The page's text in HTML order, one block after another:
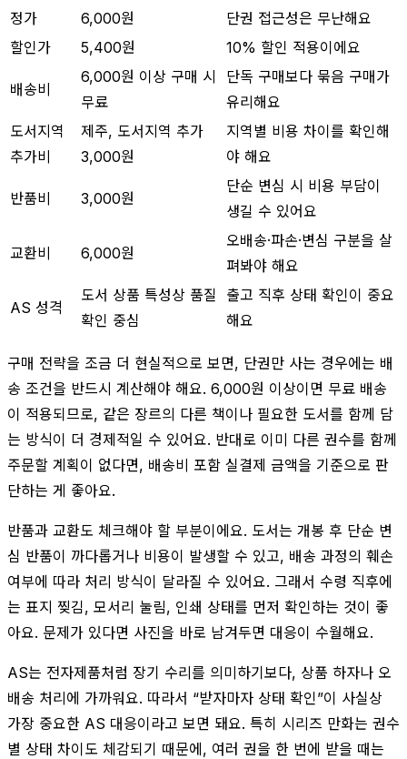
정가
6,000원
단권 접근성은 무난해요
할인가
5,400원 10% 할인 적용이에요
배송비
6,000원 이상 구매 시
무료
단독 구매보다 묶음 구매가
유리해요
도서지역
추가비
제주, 도서지역 추가
3,000원
지역별 비용 차이를 확인해
야 해요
반품비 3,000원
단순 변심 시 비용 부담이
생길 수 있어요
교환비 6,000원
오배송·파손·변심 구분을 살
펴봐야 해요
AS 성격
도서 상품 특성상 품질
확인 중심
출고 직후 상태 확인이 중요
해요
구매 전략을 조금 더 현실적으로 보면, 단권만 사는 경우에는 배
송 조건을 반드시 계산해야 해요. 6,000원 이상이면 무료 배송
이 적용되므로, 같은 장르의 다른 책이나 필요한 도서를 함께 담
는 방식이 더 경제적일 수 있어요. 반대로 이미 다른 권수를 함께
주문할 계획이 없다면, 배송비 포함 실결제 금액을 기준으로 판
단하는 게 좋아요.
반품과 교환도 체크해야 할 부분이에요. 도서는 개봉 후 단순 변
심 반품이 까다롭거나 비용이 발생할 수 있고, 배송 과정의 훼손
여부에 따라 처리 방식이 달라질 수 있어요. 그래서 수령 직후에
는 표지 찢김, 모서리 눌림, 인쇄 상태를 먼저 확인하는 것이 좋
아요. 문제가 있다면 사진을 바로 남겨두면 대응이 수월해요.
AS는 전자제품처럼 장기 수리를 의미하기보다, 상품 하자나 오
배송 처리에 가까워요. 따라서 “받자마자 상태 확인”이 사실상
가장 중요한 AS 대응이라고 보면 돼요. 특히 시리즈 만화는 권수
별 상태 차이도 체감되기 때문에, 여러 권을 한 번에 받을 때는